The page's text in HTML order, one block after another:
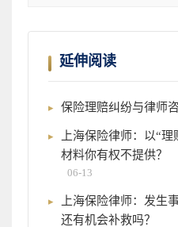
延伸阅读
保险理赔纠纷与律师
上海保险律师：以“
材料你有权不提供？
06-13
上海保险律师：发生
还有机会补救吗？